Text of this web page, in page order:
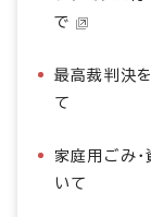
で
最高裁判決
て
家庭用ごみ
いて